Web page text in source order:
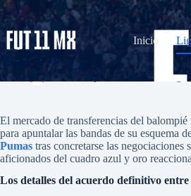
Saltar
al
contenido
Inicio
Cristian «Chicote» Calderón es nuevo
admin Liga
El mercado de transferencias del
para apuntalar las bandas de su esquema
Pumas tras concretarse las
aficionados del cuadro azul y oro
Los detalles del acuerdo definitivo